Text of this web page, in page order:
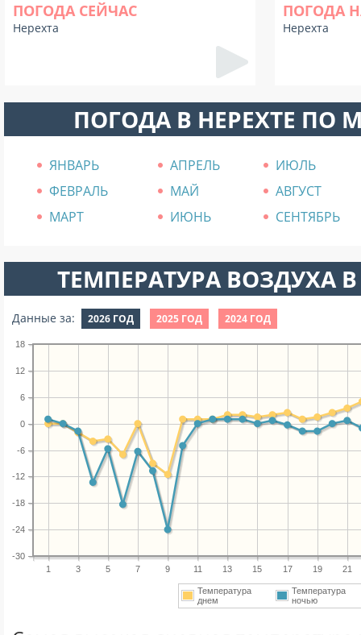
ПОГОДА СЕЙЧАС
Нерехта
ПОГОДА
Нерехта
ПОГОДА В НЕРЕХТЕ ПО
ЯНВАРЬ АПРЕЛЬ
ИЮЛЬ
ФЕВРАЛЬ
МАЙ
АВГУСТ
МАРТ
ИЮНЬ СЕНТЯБРЬ
ТЕМПЕРАТУРА ВОЗДУХА В
Данные за: 2026 ГОД 2025 ГОД 2024 ГОД
1 3 5 7 9 11 13 15 17 19 21
-30
-24
-18
-12
-6
0
6
12
18
Температура
днем
Температура
ночью